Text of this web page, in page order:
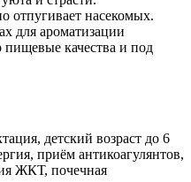
отпугивает насекомых.
для ароматизации
пищевые качества и под
детский возраст до 6
приём антикоагулянтов,
ЖКТ, почечная